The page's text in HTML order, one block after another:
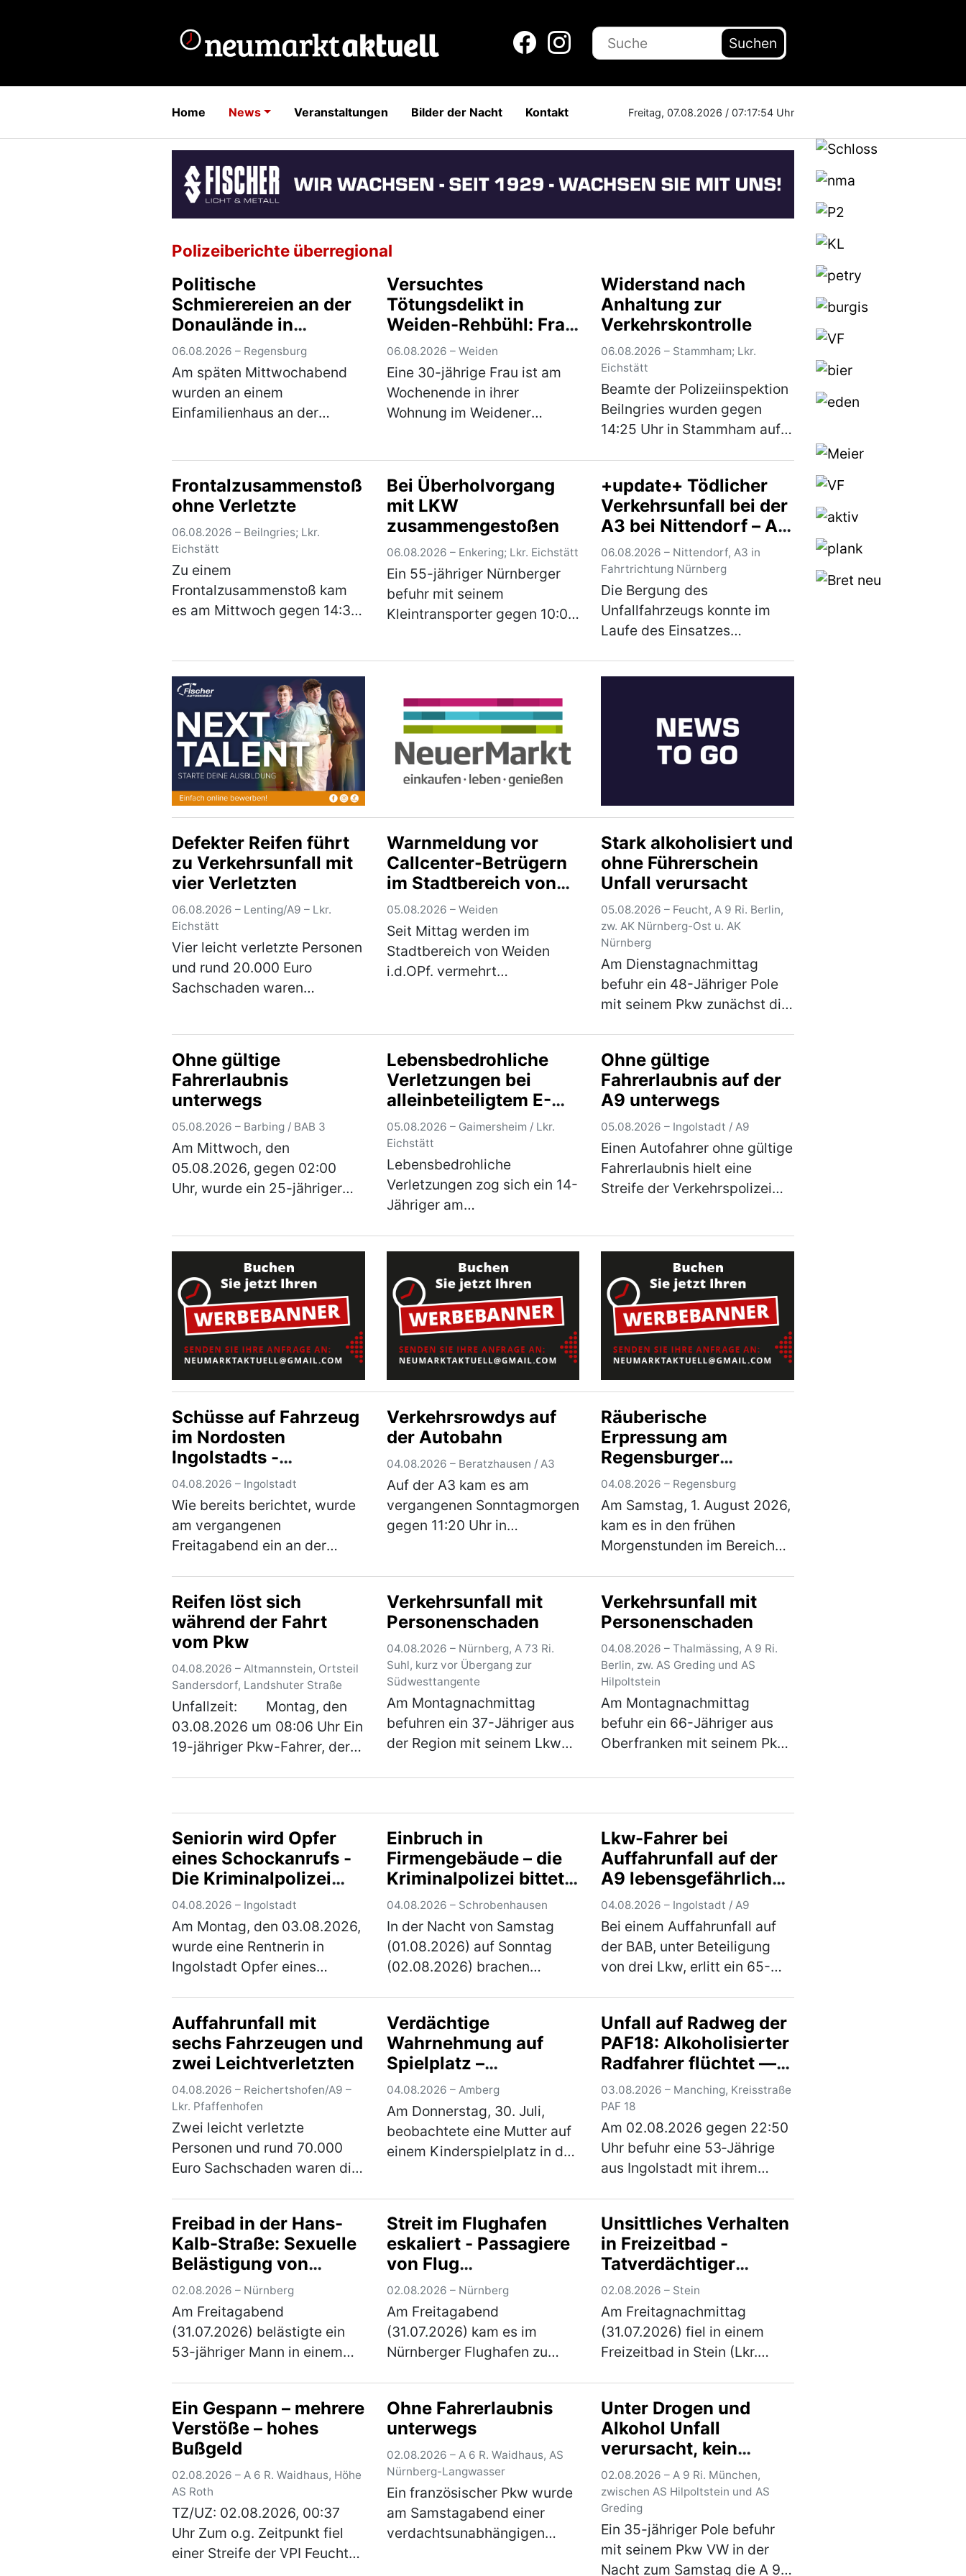
Suchen
Home News Veranstaltungen Bilder der Nacht Kontakt Freitag, 07.08.2026 / 07:17:55 Uhr
Polizeiberichte überregional
Politische
Schmierereien an der
Donaulände in
Regensburg – Zeugen
gesucht
06.08.2026 – Regensburg
Am späten Mittwochabend
wurden an einem
Einfamilienhaus an der
Tatverdächtiger konnte
bereits ermittelt werden, eine
weitere Per…(mehr)
Versuchtes
Tötungsdelikt in
Weiden-Rehbühl: Frau
schwer verletzt – Nach
überregionaler
Fahndung
Tatverdächtiger in
Thüringen gefasst
06.08.2026 – Weiden
Eine 30-jährige Frau ist am
Wochenende in ihrer
Wohnung im Weidener
schwer verletzt worden. Ein
31-jähriger deutscher
Tatverdächtiger konnte nach
umfangreic…(mehr)
Widerstand nach
Anhaltung zur
Verkehrskontrolle
06.08.2026 – Stammham; Lkr.
Eichstätt
Beamte der Polizeiinspektion
Beilngries wurden gegen
14:25 Uhr in Stammham auf
Scootern unterwegs waren.
Die E-Scooter fuhren mit
einer deutlich höheren
Gesch…(mehr)
Frontalzusammenstoß
ohne Verletzte
06.08.2026 – Beilngries; Lkr.
Eichstätt
Zu einem
Frontalzusammenstoß kam
es am Mittwoch gegen 14:30
innerorts auf der B299
unterwegs als er aus bislang
unbekannter… (mehr)
Bei Überholvorgang
mit LKW
zusammengestoßen
06.08.2026 – Enkering; Lkr. Eichstätt
Ein 55-jähriger Nürnberger
befuhr mit seinem
Kleintransporter gegen 10:00
Parkplatzes bog ein vor ihm
in gleicher Richtung
fahrende…(mehr)
+update+ Tödlicher
Verkehrsunfall bei der
A3 bei Nittendorf – A3
wieder frei - 80
Fahrgäste aus Zügen
evakuiert
06.08.2026 – Nittendorf, A3 in
Fahrtrichtung Nürnberg
Die Bergung des
Unfallfahrzeugs konnte im
Laufe des Einsatzes
Fahrtrichtung Nürnberg
wieder für den…(mehr)
Defekter Reifen führt
zu Verkehrsunfall mit
vier Verletzten
06.08.2026 – Lenting/A9 – Lkr.
Eichstätt
Vier leicht verletzte Personen
und rund 20.000 Euro
Sachschaden waren
auf der A9. Ein 38-jähriger
Autofahrer aus Magdeb…
(mehr)
Warnmeldung vor
Callcenter-Betrügern
im Stadtbereich von
Weiden i.d.OPf.
05.08.2026 – Weiden
Seit Mittag werden im
Stadtbereich von Weiden
i.d.OPf. vermehrt
eindringlich vor den
verschiedenen Maschen der
Betrüger! In Weiden in der
Oberp…(mehr)
Stark alkoholisiert und
ohne Führerschein
Unfall verursacht
05.08.2026 – Feucht, A 9 Ri. Berlin,
zw. AK Nürnberg-Ost u. AK
Nürnberg
Am Dienstagnachmittag
befuhr ein 48-Jähriger Pole
mit seinem Pkw zunächst die
Nürnberg-Ost auf die A9 in
Richtung Berlin wechseln. Auf
der rechten Sp…(mehr)
Ohne gültige
Fahrerlaubnis
unterwegs
05.08.2026 – Barbing / BAB 3
Am Mittwoch, den
05.08.2026, gegen 02:00
Uhr, wurde ein 25-jähriger
verdachtsunabhängigen
Verkehrskontrolle
unterzogen. Im Rahmen der
Überprüfung wur…(mehr)
Lebensbedrohliche
Verletzungen bei
alleinbeteiligtem E-
Scooter-Unfall
05.08.2026 – Gaimersheim / Lkr.
Eichstätt
Lebensbedrohliche
Verletzungen zog sich ein 14-
Jähriger am
Scooter in Gaimersheim zu.
Der im Landkreis Eichstätt
wohnhafte Jugendliche war,
gegen 16.00 …(mehr)
Ohne gültige
Fahrerlaubnis auf der
A9 unterwegs
05.08.2026 – Ingolstadt / A9
Einen Autofahrer ohne gültige
Fahrerlaubnis hielt eine
Streife der Verkehrspolizei
Uhr, auf der Autobahn an. Der
30-jährige in Ingolstadt
wohnhafte Inder war …
(mehr)
Schüsse auf Fahrzeug
im Nordosten
Ingolstadts -
Kriminalpolizei
Ingolstadt ermittelt
mit Hochdruck und
wendet sich an die
Öffentlichkeit
04.08.2026 – Ingolstadt
Wie bereits berichtet, wurde
am vergangenen
Freitagabend ein an der
Goethestraße/Nürnberger
Straße beschossen und
dadurch an der linken
hinteren Fahrzeugse… (mehr)
Verkehrsrowdys auf
der Autobahn
04.08.2026 – Beratzhausen / A3
Auf der A3 kam es am
vergangenen Sonntagmorgen
gegen 11:20 Uhr in
Überholmanövern durch zwei
aus Hessen stammende Pkw-
Fahrer. Hierbei überholt…
(mehr)
Räuberische
Erpressung am
Regensburger
Hauptbahnhof –
Tatverdächtiger in
Untersuchungshaft
04.08.2026 – Regensburg
Am Samstag, 1. August 2026,
kam es in den frühen
Morgenstunden im Bereich
zu einer räuberischen
Erpressung zum Nachteil
eines 38-jährigen Mannes.
Ein… (mehr)
Reifen löst sich
während der Fahrt
vom Pkw
04.08.2026 – Altmannstein, Ortsteil
Sandersdorf, Landshuter Straße
Unfallzeit: Montag, den
03.08.2026 um 08:06 Uhr Ein
19-jähriger Pkw-Fahrer, der
Sandersdorf von
Mindelstetten …(mehr)
Verkehrsunfall mit
Personenschaden
04.08.2026 – Nürnberg, A 73 Ri.
Suhl, kurz vor Übergang zur
Südwesttangente
Am Montagnachmittag
befuhren ein 37-Jähriger aus
der Region mit seinem Lkw
den rechten Fahrstreifen der
dichter b…(mehr)
Verkehrsunfall mit
Personenschaden
04.08.2026 – Thalmässing, A 9 Ri.
Berlin, zw. AS Greding und AS
Hilpoltstein
Am Montagnachmittag
befuhr ein 66-Jähriger aus
Oberfranken mit seinem Pkw
Richtung Berlin. Kurz vor dem
Fahrstreifen. Dort …
Seniorin wird Opfer
eines Schockanrufs -
Die Kriminalpolizei
warnt und bittet um
Hinweise
04.08.2026 – Ingolstadt
Am Montag, den 03.08.2026,
wurde eine Rentnerin in
Ingolstadt Opfer eines
Ermittlungen übernommen
und bittet um Hinweise.
Gegen 16.30 Uhr erhielt die
über 80…(mehr)
Einbruch in
Firmengebäude – die
Kriminalpolizei bittet
um Hinweise
04.08.2026 – Schrobenhausen
In der Nacht von Samstag
(01.08.2026) auf Sonntag
(02.08.2026) brachen
Schrobenhausen ein. Die
Kriminalpolizei Ingolstadt hat
die Ermittlungen übernomm…
(mehr)
Lkw-Fahrer bei
Auffahrunfall auf der
A9 lebensgefährlich
verletzt
04.08.2026 – Ingolstadt / A9
Bei einem Auffahrunfall auf
der BAB, unter Beteiligung
von drei Lkw, erlitt ein 65-
lebensbedrohliche
Verletzungen. Der 67-jährige
Fahrer eines Sattelzugs war…
(mehr)
Auffahrunfall mit
sechs Fahrzeugen und
zwei Leichtverletzten
04.08.2026 – Reichertshofen/A9 –
Lkr. Pfaffenhofen
Zwei leicht verletzte
Personen und rund 70.000
Euro Sachschaden waren die
beteiligten Fahrzeugen auf
der A9 am Montagabend
gegen 20.00 Uhr. Ein 50-
jäh…(mehr)
Verdächtige
Wahrnehmung auf
Spielplatz –
Kriminalpolizei sucht
Zeugen
04.08.2026 – Amberg
Am Donnerstag, 30. Juli,
beobachtete eine Mutter auf
einem Kinderspielplatz in der
suchte. Die
Kriminalpolizeiinspektion
Amberg…(mehr)
Unfall auf Radweg der
PAF18: Alkoholisierter
Radfahrer flüchtet —
zwei Verletzte
03.08.2026 – Manching, Kreisstraße
PAF 18
Am 02.08.2026 gegen 22:50
Uhr befuhr eine 53‑Jährige
aus Ingolstadt mit ihrem
PAF18 von Ingolstadt
kommend in Richtung
Niederstimm. Ein 54‑Jähriger
aus…(mehr)
Freibad in der Hans-
Kalb-Straße: Sexuelle
Belästigung von
Jugendlichen -
Festnahme
02.08.2026 – Nürnberg
Am Freitagabend
(31.07.2026) belästigte ein
53-jähriger Mann in einem
zuständige Ermittlungsrichter
erließ Haftbefehl gegen den
Tatverdächtigen. Di…
Streit im Flughafen
eskaliert - Passagiere
von Flug
ausgeschlossen
02.08.2026 – Nürnberg
Am Freitagabend
(31.07.2026) kam es im
Nürnberger Flughafen zu
zwischen mehreren
Personen. Elf Personen
wurden von ihrem
anstehenden Flug
ausgeschlossen. Gegen 2…
(mehr)
Unsittliches Verhalten
in Freizeitbad -
Tatverdächtiger
festgenommen
02.08.2026 – Stein
Am Freitagnachmittag
(31.07.2026) fiel in einem
Freizeitbad in Stein (Lkr.
Polizeibeamten nahmen den
Tatverdächtigen noch vor Ort
fest. Gegen 16:…(mehr)
Ein Gespann – mehrere
Verstöße – hohes
Bußgeld
02.08.2026 – A 6 R. Waidhaus, Höhe
AS Roth
TZ/UZ: 02.08.2026, 00:37
Uhr Zum o.g. Zeitpunkt fiel
einer Streife der VPI Feucht
Ohne Fahrerlaubnis
unterwegs
02.08.2026 – A 6 R. Waidhaus, AS
Nürnberg-Langwasser
Ein französischer Pkw wurde
am Samstagabend einer
verdachtsunabhängigen
Unter Drogen und
Alkohol Unfall
verursacht, kein
Führerschein
vorhanden
02.08.2026 – A 9 Ri. München,
zwischen AS Hilpoltstein und AS
Greding
Ein 35-jähriger Pole befuhr
mit seinem Pkw VW in der
Nacht zum Samstag die A 9